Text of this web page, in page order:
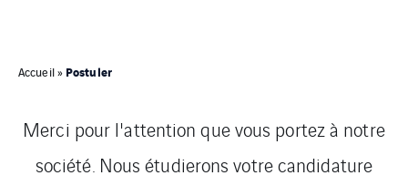
Accueil» Postuler
Merci pour l'attention que vous portez à notre
société. Nous étudierons votre candidature